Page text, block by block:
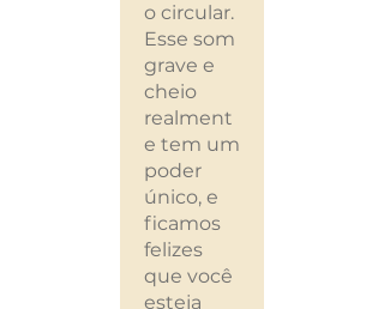
fazer efeitos
bem
interessant
es com a
mão. Estou
muito
satisfeito
com a
compra.
o circular.
Esse som
grave e
cheio
realment
e tem um
poder
único, e
ficamos
felizes
que você
esteja